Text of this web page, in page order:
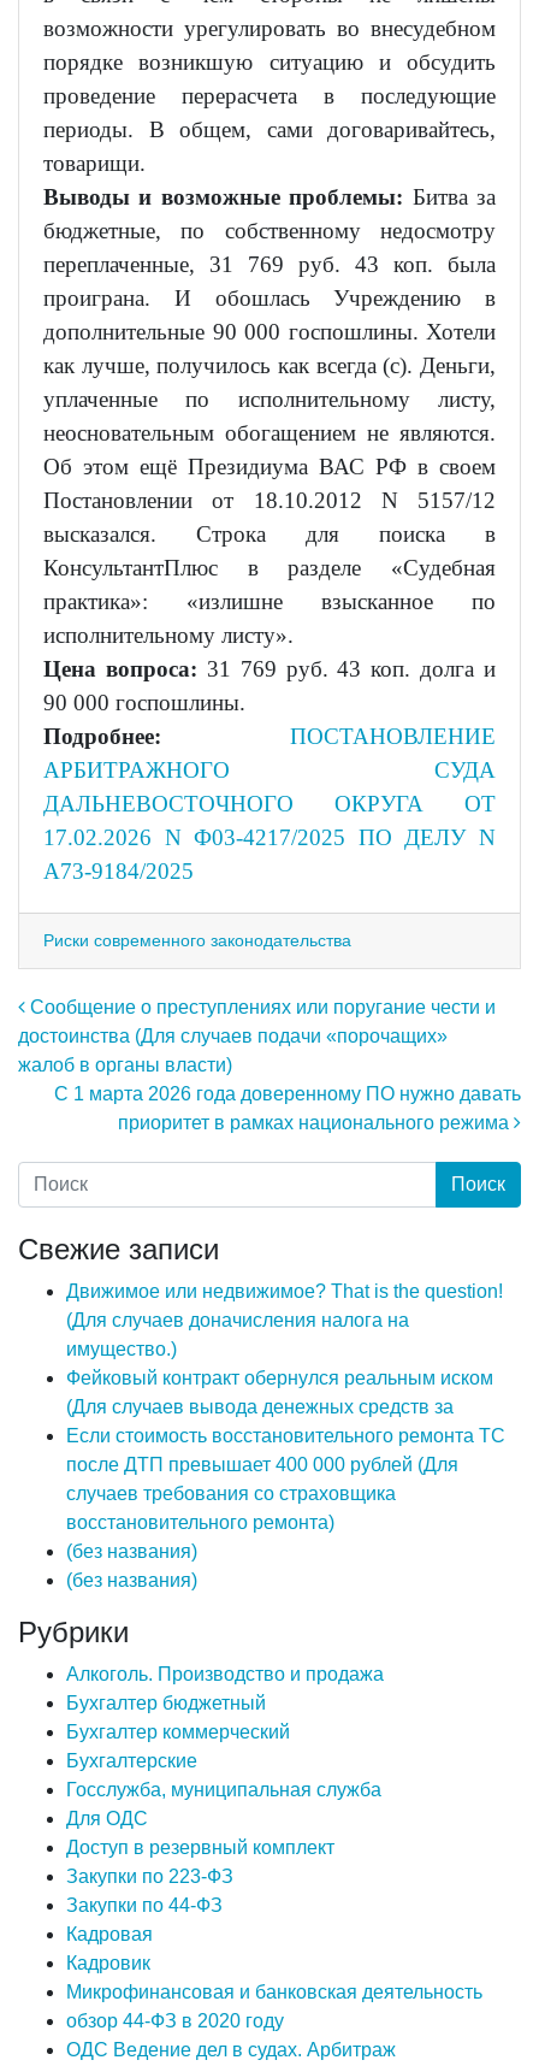
возможности урегулировать во внесудебном
порядке возникшую ситуацию и обсудить
проведение перерасчета в последующие
периоды. В общем, сами договаривайтесь,
товарищи.
Выводы и возможные проблемы: Битва за
бюджетные, по собственному недосмотру
переплаченные, 31 769 руб. 43 коп. была
проиграна. И обошлась Учреждению в
дополнительные 90 000 госпошлины. Хотели
как лучше, получилось как всегда (с). Деньги,
уплаченные по исполнительному листу,
неосновательным обогащением не являются.
Об этом ещё Президиума ВАС РФ в своем
Постановлении от 18.10.2012 N 5157/12
высказался. Строка для поиска в
КонсультантПлюс в разделе «Судебная
практика»: «излишне взысканное по
исполнительному листу».
Цена вопроса: 31 769 руб. 43 коп. долга и
90 000 госпошлины.
Подробнее: ПОСТАНОВЛЕНИЕ
АРБИТРАЖНОГО СУДА
ДАЛЬНЕВОСТОЧНОГО ОКРУГА ОТ
17.02.2026 N Ф03-4217/2025 ПО ДЕЛУ N
А73-9184/2025
Риски современного законодательства
Навигация по записям
Сообщение о преступлениях или поругание чести и
достоинства (Для случаев подачи «порочащих»
жалоб в органы власти)
С 1 марта 2026 года доверенному ПО нужно давать
приоритет в рамках национального режима
Свежие записи
Движимое или недвижимое? That is the question!
(Для случаев доначисления налога на
имущество.)
Фейковый контракт обернулся реальным иском
(Для случаев вывода денежных средств за
Если стоимость восстановительного ремонта ТС
после ДТП превышает 400 000 рублей (Для
случаев требования со страховщика
восстановительного ремонта)
(без названия)
(без названия)
Рубрики
Алкоголь. Производство и продажа
Бухгалтер бюджетный
Бухгалтер коммерческий
Бухгалтерские
Госслужба, муниципальная служба
Для ОДС
Доступ в резервный комплект
Закупки по 223-ФЗ
Закупки по 44-ФЗ
Кадровая
Кадровик
Микрофинансовая и банковская деятельность
обзор 44-ФЗ в 2020 году
ОДС Ведение дел в судах. Арбитраж